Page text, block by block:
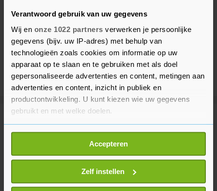
Verantwoord gebruik van uw gegevens
Wij en onze 1022 partners verwerken je persoonlijke
gegevens (bijv. uw IP-adres) met behulp van
technologieën zoals cookies om informatie op uw
apparaat op te slaan en te gebruiken met als doel
gepersonaliseerde advertenties en content, metingen aan
advertenties en content, inzicht in publiek en
productontwikkeling. U kunt kiezen wie uw gegevens
gebruikt en met welke doelen.
Als u het toestaat, willen we ook graag:
Informatie verzamelen over uw geografische
locatie, die tot een paar meter nauwkeurig kan zijn
Uw apparaat identificeren door het actief te
scannen op specifieke eigenschappen (fingerprinting)
Accepteren
Zelf instellen
Meer uit Voetbal
PEC Zwolle - Ajax stilgelegd voor